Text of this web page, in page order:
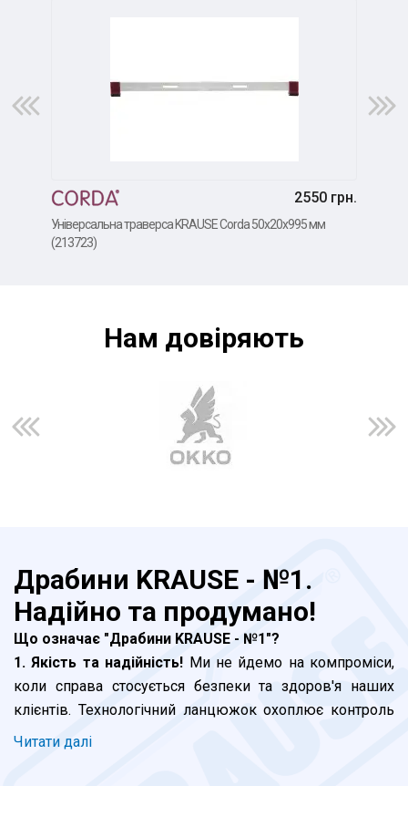
2550 грн.
Універсальна траверса KRAUSE Corda 50x20x995 мм
(213723)
Нам довiряють
Драбини KRAUSE - №1.
Надійно та продумано!
Що означає "Драбини KRAUSE - №1"?
1. Якість та надійність! Ми не йдемо на компроміси,
коли справа стосується безпеки та здоров'я наших
клієнтів. Технологічний ланцюжок охоплює контроль
на кожному етапі, від моменту інженерних розробок і
Читати далi